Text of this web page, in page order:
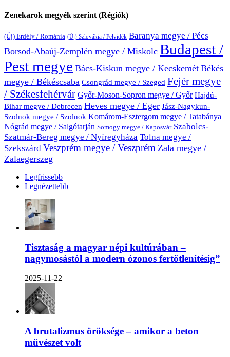
Zenekarok megyék szerint (Régiók)
(Új) Erdély / Románia (Új) Szlovákia / Felvidék Baranya megye / Pécs
Borsod-Abaúj-Zemplén megye / Miskolc Budapest /
Pest megye Bács-Kiskun megye / Kecskemét Békés
megye / Békéscsaba Csongrád megye / Szeged Fejér megye
/ Székesfehérvár Győr-Moson-Sopron megye / Győr Hajdú-
Bihar megye / Debrecen Heves megye / Eger Jász-Nagykun-
Szolnok megye / Szolnok Komárom-Esztergom megye / Tatabánya
Nógrád megye / Salgótarján Somogy megye / Kaposvár Szabolcs-
Szatmár-Bereg megye / Nyíregyháza Tolna megye /
Szekszárd Veszprém megye / Veszprém Zala megye /
Zalaegerszeg
Legfrissebb
Legnézettebb
Tisztaság a magyar népi kultúrában –
nagymosástól a modern ózonos fertőtlenítésig”
2025-11-22
A brutalizmus öröksége – amikor a beton
művészet volt